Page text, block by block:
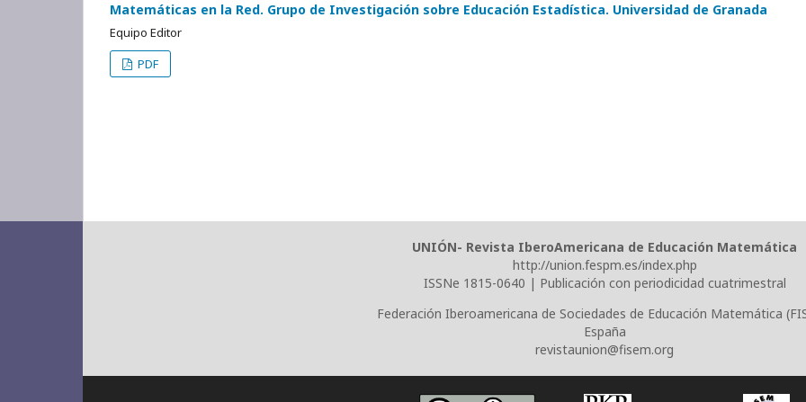
Matemáticas en la Red. Grupo de Investigación sobre Educación Estadística. Universidad de Granada
Equipo Editor
PDF
UNIÓN- Revista IberoAmericana de Educación Matemática
http://union.fespm.es/index.php
ISSNe 1815-0640 | Publicación con periodicidad cuatrimestral
Federación Iberoamericana de Sociedades de Educación Matemática
España
revistaunion@fisem.org